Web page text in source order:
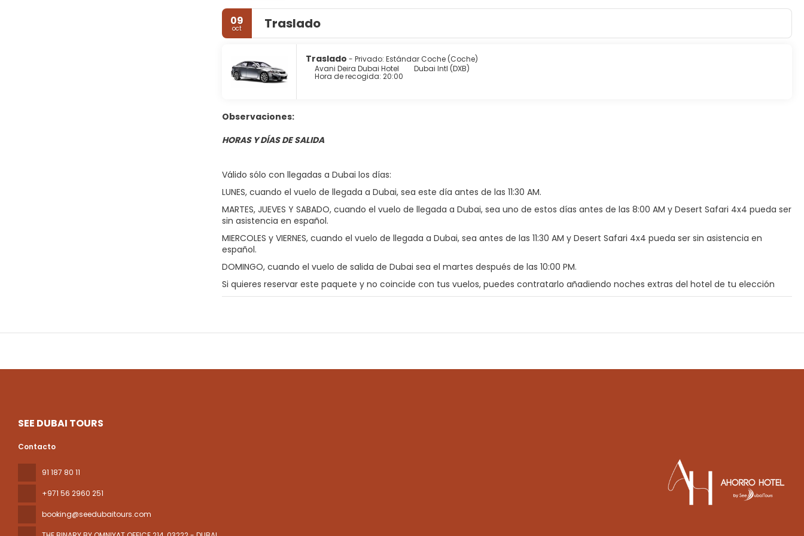
09
oct Traslado
Traslado - Privado: Estándar Coche (Coche)
Avani Deira Dubai Hotel
Dubai Intl (DXB)
Hora de recogida: 20:00
Observaciones:
HORAS Y DÍAS DE SALIDA
Válido sólo con llegadas a Dubai los días:
LUNES, cuando el vuelo de llegada a Dubai, sea este día antes de las 11:30 AM.
MARTES, JUEVES Y SABADO, cuando el vuelo de llegada a Dubai, sea uno de estos días antes de las 8:00 AM y Desert Safari 4x4 pueda ser
sin asistencia en español.
MIERCOLES y VIERNES, cuando el vuelo de llegada a Dubai, sea antes de las 11:30 AM y Desert Safari 4x4 pueda ser sin asistencia en
español.
DOMINGO, cuando el vuelo de salida de Dubai sea el martes después de las 10:00 PM.
Si quieres reservar este paquete y no coincide con tus vuelos, puedes contratarlo añadiendo noches extras del hotel de tu elección
SEE DUBAI TOURS
Contacto
91 187 80 11
+971 56 2960 251
booking@seedubaitours.com